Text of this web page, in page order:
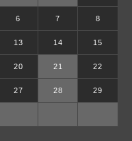
6 7 8
13 14 15
20 21 22
27 28 29